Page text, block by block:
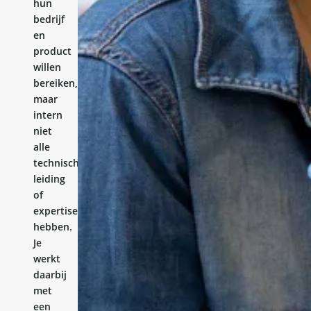
hun
bedrijf
en
product
willen
bereiken,
maar
intern
niet
alle
technische
leiding
of
expertise
hebben.
Je
werkt
daarbij
met
een